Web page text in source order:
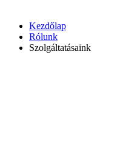
Kezdőlap
Rólunk
Szolgáltatásaink